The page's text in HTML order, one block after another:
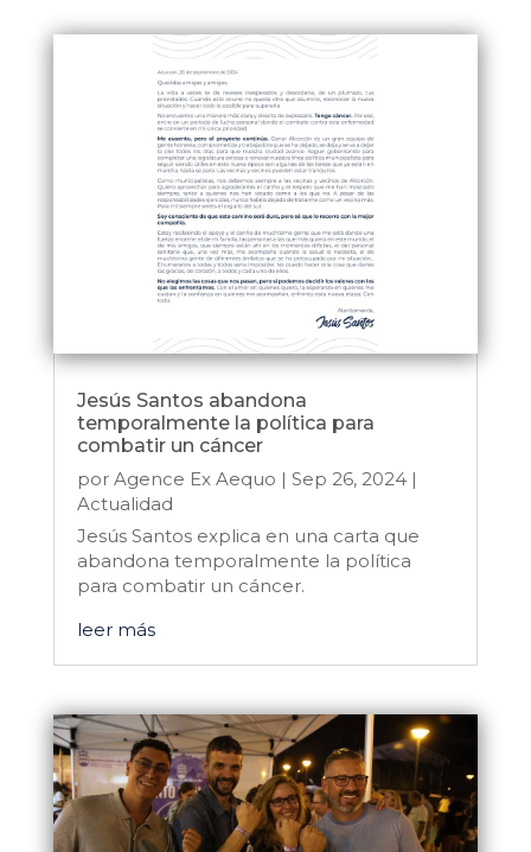
Jesús Santos abandona
temporalmente la política para
combatir un cáncer
por Agence Ex Aequo | Sep 26, 2024|
Actualidad
Jesús Santos explica en una carta que
abandona temporalmente la política
para combatir un cáncer.
leer más